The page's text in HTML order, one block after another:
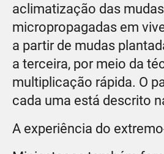
aclimatização das mudas
micropropagadas em
a partir de mudas
a terceira, por meio da
multiplicação rápida. O
cada uma está descrito
A experiência do